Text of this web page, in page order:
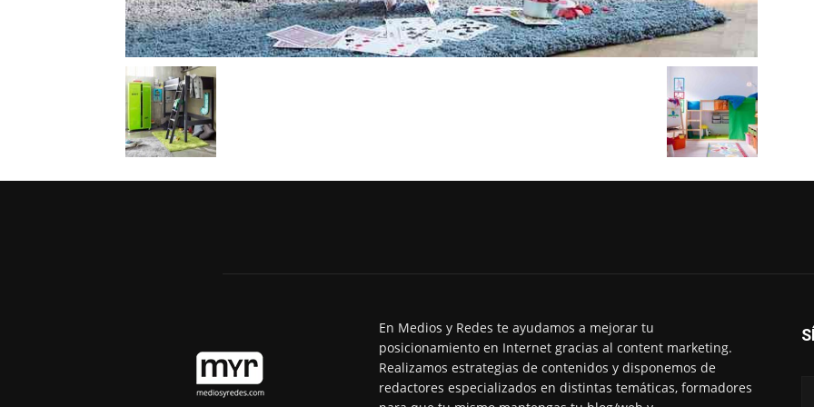
En Medios y Redes te ayudamos a mejorar tu
posicionamiento en Internet gracias al content marketing.
Realizamos estrategias de contenidos y disponemos de
redactores especializados en distintas temáticas, formadores